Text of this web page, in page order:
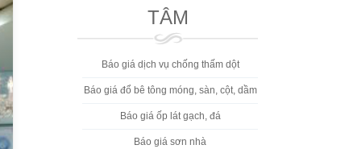
TÂM
Báo giá dịch vụ chống thấm dột
Báo giá đổ bê tông móng, sàn, cột, dầm
Báo giá ốp lát gạch, đá
Báo giá sơn nhà